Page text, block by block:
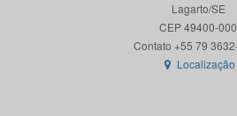
Lagarto/SE
CEP 49400-000
Localização